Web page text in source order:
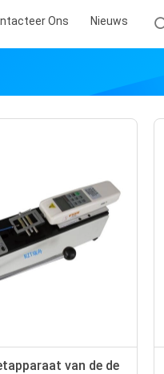
Ons Nieuws
van de de